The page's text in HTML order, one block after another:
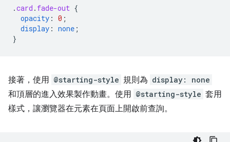
.card . fade-out {
opacity : 0 ;
display : none ;
}
接著，使用 @starting-style 規則為 display: none
和頂層的進入效果製作動畫。使用 @starting-style 套用
樣式，讓瀏覽器在元素在頁面上開啟前查詢。